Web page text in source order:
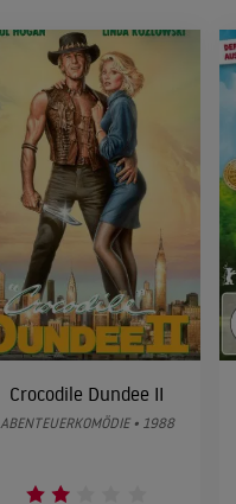
Crocodile Dundee II
ABENTEUERKOMÖDIE • 1988